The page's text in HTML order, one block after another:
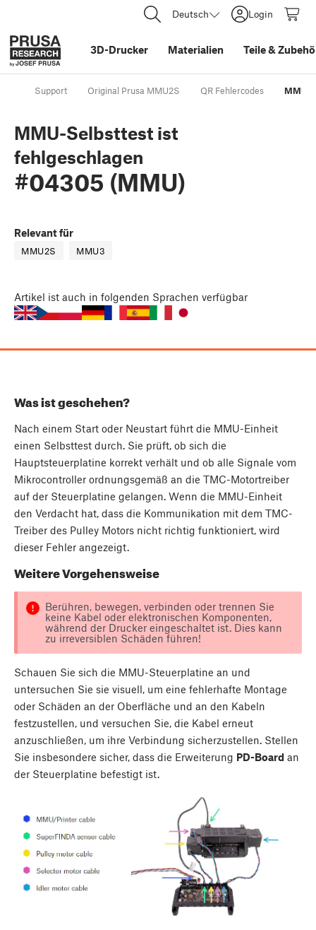
Deutsch Login
3D-Drucker Materialien Teile&
Support Original Prusa MMU2S QR Fehlercodes MMU-
MMU-Selbsttest ist
fehlgeschlagen
#04305 (MMU)
Relevant für
MMU2S MMU3
Artikel ist auch in folgenden Sprachen verfügbar
Was ist geschehen?
Nach einem Start oder Neustart führt die MMU-Einheit
einen Selbsttest durch. Sie prüft, ob sich die
Hauptsteuerplatine korrekt verhält und ob alle Signale vom
Mikrocontroller ordnungsgemäß an die TMC-Motortreiber
auf der Steuerplatine gelangen. Wenn die MMU-Einheit
den Verdacht hat, dass die Kommunikation mit dem TMC-
Treiber des Pulley Motors nicht richtig funktioniert, wird
dieser Fehler angezeigt.
Weitere Vorgehensweise
Berühren, bewegen, verbinden oder trennen Sie
keine Kabel oder elektronischen Komponenten,
während der Drucker eingeschaltet ist. Dies kann
zu irreversiblen Schäden führen!
Schauen Sie sich die MMU-Steuerplatine an und
untersuchen Sie sie visuell, um eine fehlerhafte Montage
oder Schäden an der Oberfläche und an den Kabeln
festzustellen, und versuchen Sie, die Kabel erneut
anzuschließen, um ihre Verbindung sicherzustellen. Stellen
Sie insbesondere sicher, dass die Erweiterung PD-Board an
der Steuerplatine befestigt ist.